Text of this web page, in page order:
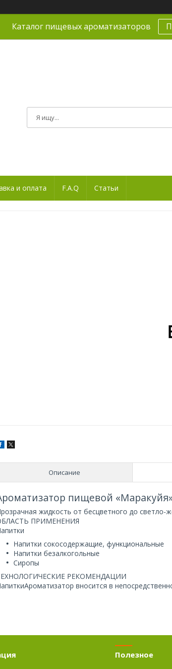
Каталог пищевых ароматизаторов
и оплата F.A.Q Статьи
Описание
пищевой
жидкость от бесцветного до светло-
ПРИМЕНЕНИЯ
Напитки сокосодержащие, функциональные
Напитки безалкогольные
Сиропы
РЕКОМЕНДАЦИИ
вносится в
Полезное